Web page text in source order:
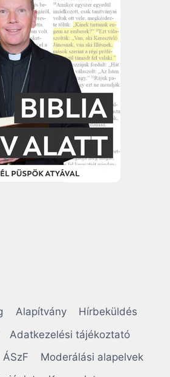
Alapítvány
Hírbeküldés
Adatkezelési tájékoztató
ÁSzF
Moderálási alapelvek